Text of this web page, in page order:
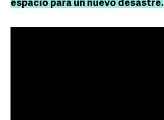
espacio para un nuevo desastre.